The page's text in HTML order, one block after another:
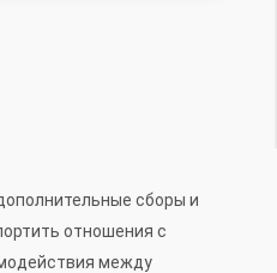
сборы и
отношения с
между